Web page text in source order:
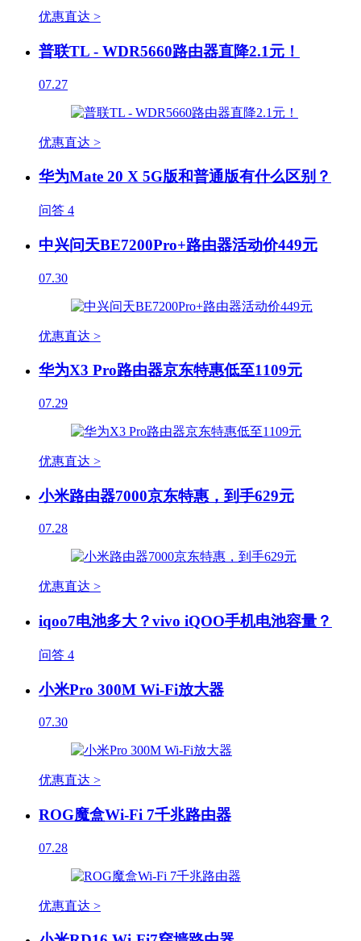
优惠直达 >
普联TL - WDR5660路由器直降2.1元！
07.27
优惠直达 >
华为Mate 20 X 5G版和普通版有什么区别？
问答 4
中兴问天BE7200Pro+路由器活动价449元
07.30
优惠直达 >
华为X3 Pro路由器京东特惠低至1109元
07.29
优惠直达 >
小米路由器7000京东特惠，到手629元
07.28
优惠直达 >
iqoo7电池多大？vivo iQOO手机电池容量？
问答 4
小米Pro 300M Wi-Fi放大器
07.30
优惠直达 >
ROG魔盒Wi-Fi 7千兆路由器
07.28
优惠直达 >